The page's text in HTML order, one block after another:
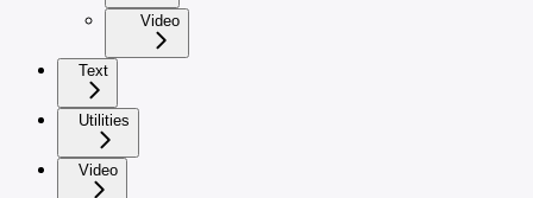
Video
Text
Utilities
Video